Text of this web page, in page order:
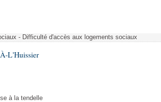
- Difficulté d'accès aux logements sociaux
L'Huissier
à la tendelle